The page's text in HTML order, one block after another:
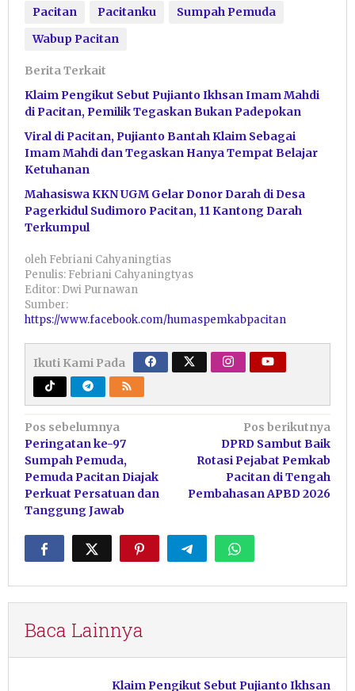
Pacitan Pacitanku
Sumpah Pemuda
Wabup Pacitan
Berita Terkait
Klaim Pengikut Sebut Pujianto Ikhsan Imam Mahdi
di Pacitan, Pemilik Tegaskan Bukan Padepokan
Viral di Pacitan, Pujianto Bantah Klaim Sebagai
Imam Mahdi dan Tegaskan Hanya Tempat Belajar
Ketuhanan
Mahasiswa KKN UGM Gelar Donor Darah di Desa
Pagerkidul Sudimoro Pacitan, 11 Kantong Darah
Terkumpul
oleh Febriani Cahyaningtias
Penulis: Febriani Cahyaningtyas
Editor: Dwi Purnawan
Sumber:
https://www.facebook.com/humaspemkabpacitan
Ikuti Kami Pada
Navigasi
pos
Pos sebelumnya
Peringatan ke-97
Sumpah Pemuda,
Pemuda Pacitan Diajak
Perkuat Persatuan dan
Tanggung Jawab
Pos berikutnya
DPRD Sambut Baik
Rotasi Pejabat Pemkab
Pacitan di Tengah
Pembahasan APBD 2026
Baca Lainnya
Klaim Pengikut Sebut Pujianto Ikhsan